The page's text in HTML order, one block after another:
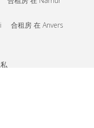
合租房 在 Anvers